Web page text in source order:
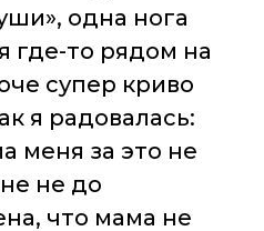
одна нога
где-то рядом на
супер криво
я радовалась:
меня за это не
не до
что мама не